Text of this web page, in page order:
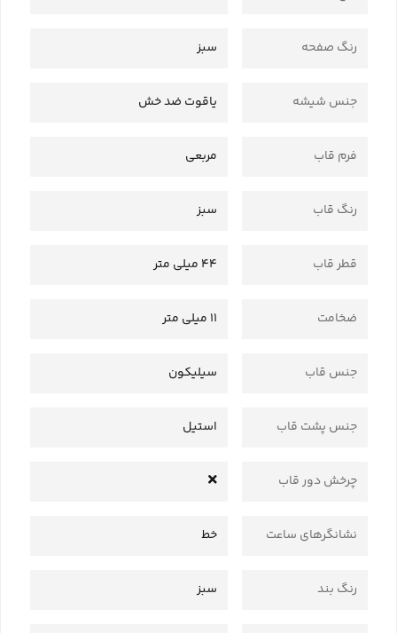
رنگ صفحه سبز
جنس شیشه یاقوت ضد خش
فرم قاب مربعی
رنگ قاب سبز
قطر قاب 44 میلی متر
ضخامت 11 میلی متر
جنس قاب سیلیکون
جنس پشت قاب استیل
چرخش دور قاب
نشانگرهای ساعت خط
رنگ بند سبز